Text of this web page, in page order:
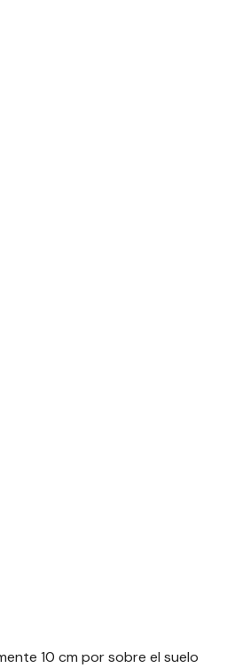
10 cm por sobre el suelo